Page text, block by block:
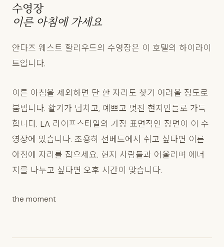
수영장
이른 아침에 가세요
안다즈 웨스트 할리우드의 수영장은 이 호텔의 하이라이
트입니다.
이른 아침을 제외하면 단 한 자리도 찾기 어려울 정도로
붐빕니다. 활기가 넘치고, 예쁘고 멋진 현지인들로 가득
합니다. LA 라이프스타일의 가장 표면적인 장면이 이 수
영장에 있습니다. 조용히 선베드에서 쉬고 싶다면 이른
아침에 자리를 잡으세요. 현지 사람들과 어울리며 에너
지를 나누고 싶다면 오후 시간이 맞습니다.
the moment